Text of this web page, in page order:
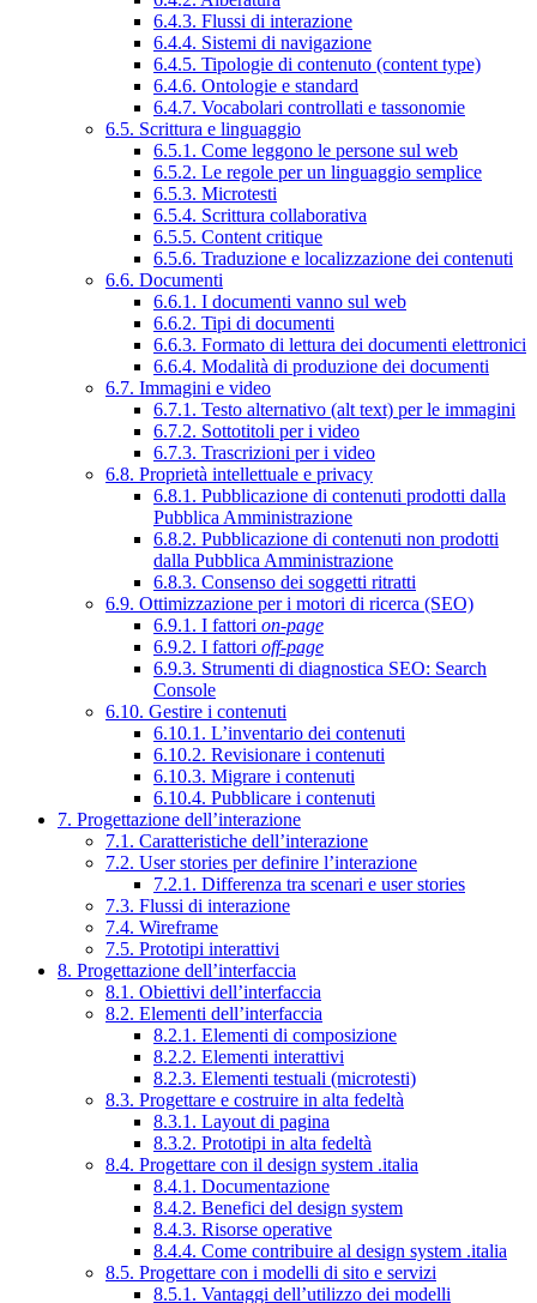
6.4.3. Flussi di interazione
6.4.4. Sistemi di navigazione
6.4.5. Tipologie di contenuto (content type)
6.4.6. Ontologie e standard
6.4.7. Vocabolari controllati e tassonomie
6.5. Scrittura e linguaggio
6.5.1. Come leggono le persone sul web
6.5.2. Le regole per un linguaggio semplice
6.5.3. Microtesti
6.5.4. Scrittura collaborativa
6.5.5. Content critique
6.5.6. Traduzione e localizzazione dei contenuti
6.6. Documenti
6.6.1. I documenti vanno sul web
6.6.2. Tipi di documenti
6.6.3. Formato di lettura dei documenti elettronici
6.6.4. Modalità di produzione dei documenti
6.7. Immagini e video
6.7.1. Testo alternativo (alt text) per le immagini
6.7.2. Sottotitoli per i video
6.7.3. Trascrizioni per i video
6.8. Proprietà intellettuale e privacy
6.8.1. Pubblicazione di contenuti prodotti dalla
Pubblica Amministrazione
6.8.2. Pubblicazione di contenuti non prodotti
dalla Pubblica Amministrazione
6.8.3. Consenso dei soggetti ritratti
6.9. Ottimizzazione per i motori di ricerca (SEO)
6.9.1. I fattori on-page
6.9.2. I fattori off-page
6.9.3. Strumenti di diagnostica SEO: Search
Console
6.10. Gestire i contenuti
6.10.1. L’inventario dei contenuti
6.10.2. Revisionare i contenuti
6.10.3. Migrare i contenuti
6.10.4. Pubblicare i contenuti
7. Progettazione dell’interazione
7.1. Caratteristiche dell’interazione
7.2. User stories per definire l’interazione
7.2.1. Differenza tra scenari e user stories
7.3. Flussi di interazione
7.4. Wireframe
7.5. Prototipi interattivi
8. Progettazione dell’interfaccia
8.1. Obiettivi dell’interfaccia
8.2. Elementi dell’interfaccia
8.2.1. Elementi di composizione
8.2.2. Elementi interattivi
8.2.3. Elementi testuali (microtesti)
8.3. Progettare e costruire in alta fedeltà
8.3.1. Layout di pagina
8.3.2. Prototipi in alta fedeltà
8.4. Progettare con il design system .italia
8.4.1. Documentazione
8.4.2. Benefici del design system
8.4.3. Risorse operative
8.4.4. Come contribuire al design system .italia
8.5. Progettare con i modelli di sito e servizi
8.5.1. Vantaggi dell’utilizzo dei modelli